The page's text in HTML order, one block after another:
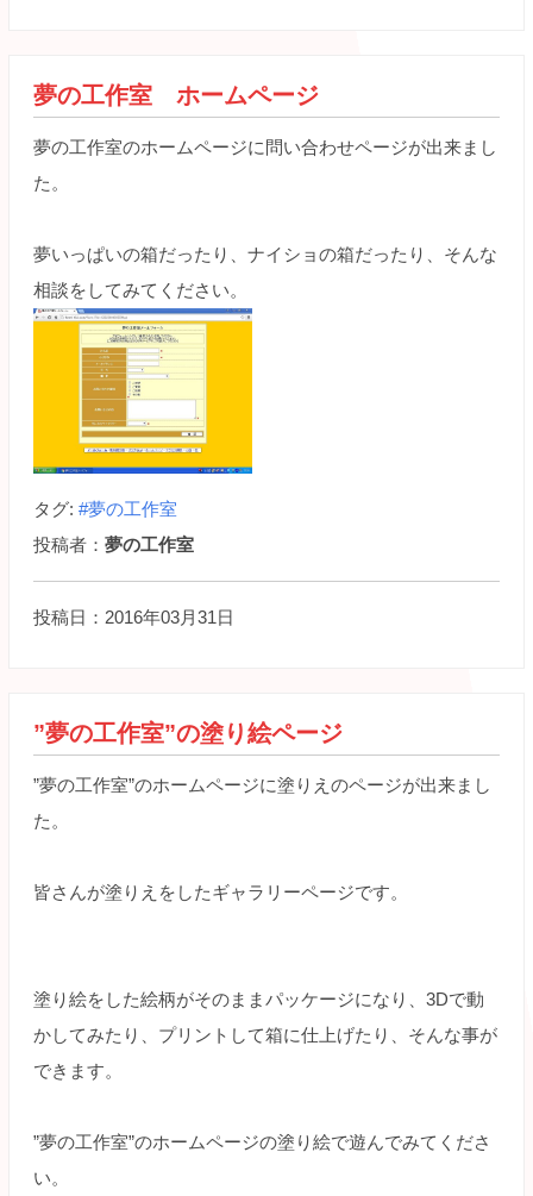
夢の工作室 ホームページ
夢の工作室のホームページに問い合わせページが出来まし
た。
夢いっぱいの箱だったり、ナイショの箱だったり、そんな
相談をしてみてください。
タグ: #夢の工作室
投稿者： 夢の工作室
投稿日：2016年03月31日
”夢の工作室”の塗り絵ページ
”夢の工作室”のホームページに塗りえのページが出来まし
た。
皆さんが塗りえをしたギャラリーページです。
塗り絵をした絵柄がそのままパッケージになり、3Dで動
かしてみたり、プリントして箱に仕上げたり、そんな事が
できます。
”夢の工作室”のホームページの塗り絵で遊んでみてくださ
い。